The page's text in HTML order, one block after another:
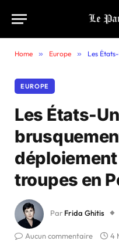
Home » Europe » Les États-Unis
EUROPE
Les États-
troupes en
Par Frida Ghitis
Aucun commentaire 4